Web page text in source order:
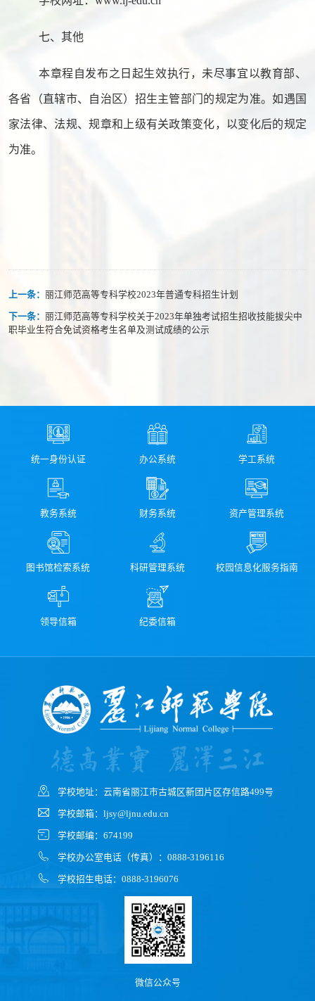
七、其他
本章程自发布之日起生效执行，未尽事宜以教育部、
各省（直辖市、自治区）招生主管部门的规定为准。如遇国
家法律、法规、规章和上级有关政策变化，以变化后的规定
为准。
上一条： 丽江师范高等专科学校2023年普通专科招生计划
下一条： 丽江师范高等专科学校关于2023年单独考试招生招收技能拔尖中
职毕业生符合免试资格考生名单及测试成绩的公示
统一身份认证 办公系统 学工系统
教务系统 财务系统 资产管理系统
图书馆检索系统 科研管理系统 校园信息化服务指南
领导信箱 纪委信箱
学校地址：云南省丽江市古城区新团片区存信路499号
学校邮箱：ljsy@ljnu.edu.cn
学校邮编：674199
学校办公室电话（传真）：0888-3196116
学校招生电话：0888-3196076
微信公众号